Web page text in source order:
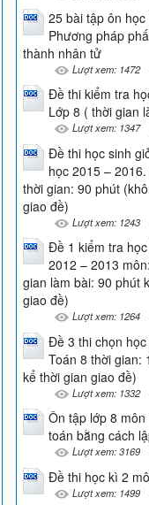
25 bài tập ôn
Phương pháp
thành nhân tử
Lượt xem: 1472
Đề thi kiểm tra
Lớp 8 ( thời gian
Lượt xem: 1347
Đề thi học sinh
học 2015 –
thời gian: 90 phút
giao đề)
Lượt xem: 1243
Đề 1 kiểm tra
2012 – 2013
gian làm bài: 90 phút
giao đề)
Lượt xem: 1264
Đề 3 thi chọn
Toán 8 thời gian:
kể thời gian giao đề)
Lượt xem: 1332
Ôn tập lớp 8
toán bằng cách
Lượt xem: 3169
Đề thi học kì 2
Lượt xem: 1499